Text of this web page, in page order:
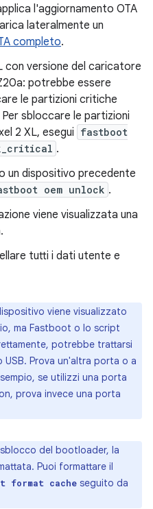
l'aggiornamento OTA
lateralmente un
completo.
con versione del caricatore
potrebbe essere
le partizioni critiche
sbloccare le partizioni
2 XL, esegui fastboot
.
un dispositivo precedente
oem unlock .
viene visualizzata una
tutti i dati utente e
viene visualizzato
ma Fastboot o lo script
potrebbe trattarsi
USB. Prova un'altra porta o a
se utilizzi una porta
prova invece una porta
del bootloader, la
Puoi formattare il
format cache seguito da